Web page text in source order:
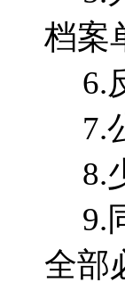
档案
6.
7.
8.
9.
全部